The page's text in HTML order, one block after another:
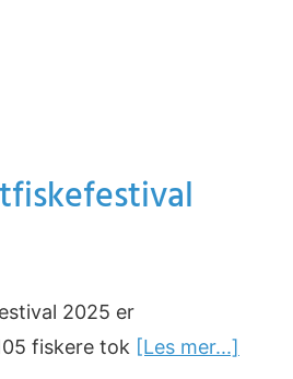
2025 er
fiskere tok [Les mer...]